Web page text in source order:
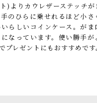
)よりカウレザーステッチが
のひらに乗せれるほど小さ
らしいコインケース。がま
なっています。使い勝手が
プレゼントにもおすすめです